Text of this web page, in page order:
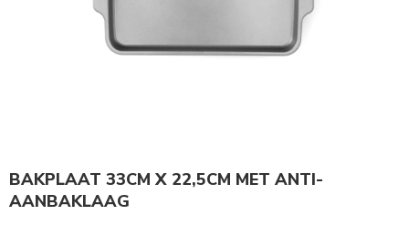
BAKPLAAT 33CM X 22,5CM MET ANTI-
AANBAKLAAG